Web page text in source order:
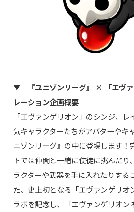
▼ 『ユニゾンリーグ』 × 「エヴァ
レーション企画概要
「エヴァンゲリオン」のシンジ、
気キャラクターたちがアバターやキ
ニゾンリーグ』の中に登場します！
トでは仲間と一緒に使徒に挑んだり
ラクターや武器を手に入れたりする
た、史上初となる「エヴァンゲリオ
ラボを記念し、「エヴァンゲリオン